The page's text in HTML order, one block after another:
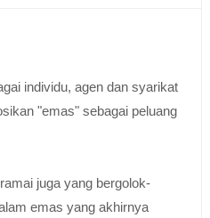
individu, agen dan syarikat
"emas" sebagai peluang
juga yang bergolok-
emas yang akhirnya